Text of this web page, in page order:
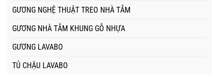
GƯƠNG NGHỆ THUẬT TREO NHÀ TẮM
GƯƠNG NHÀ TẮM KHUNG GỖ NHỰA
GƯƠNG LAVABO
TỦ CHẬU LAVABO